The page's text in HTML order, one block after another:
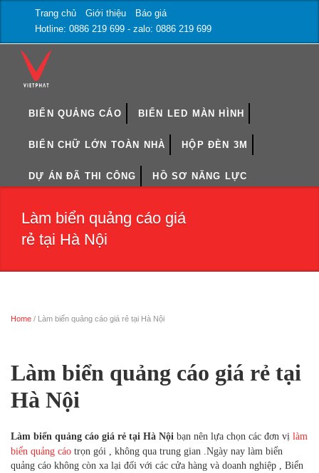
Trang chủ Giới thiệu
Báo giá
Hotline: 0886 219 699 - zalo: 0886 219 699
BIỂN QUẢNG CÁO BIỂN LED MÀN HÌNH
BIỂN CHỮ LỚN TOÀN NHÀ HỘP ĐÈN 3M
DỰ ÁN ĐÃ THI CÔNG HỒ SƠ NĂNG LỰC
Làm biển quảng cáo giá
rẻ tại Hà Nội
Home / Làm biển quảng cáo giá rẻ tại Hà Nội
Làm biển quảng cáo giá rẻ tại
Hà Nội
Làm biển quảng cáo giá rẻ tại Hà Nội bạn nên lựa chọn các đơn vị làm
biển quảng cáo trọn gói , không qua trung gian .Ngày nay làm biển
quảng cáo không còn xa lại đối với các cửa hàng và doanh nghiệp , Biển